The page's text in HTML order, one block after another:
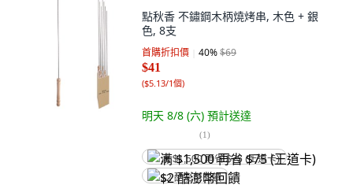
點秋香 不鏽鋼木柄燒烤串, 木色 + 銀
色, 8支
首購折扣價 40%$69
$41
($5.13/1個)
明天 8/8 (六) 預計送達
(1)
满 $1,500 再省 $75 (王道卡)
$2 酷澎幣回饋